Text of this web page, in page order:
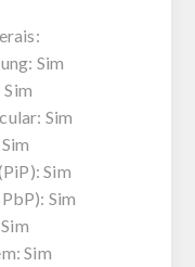
Sim
Sim
Sim
Sim
Sim
Sim